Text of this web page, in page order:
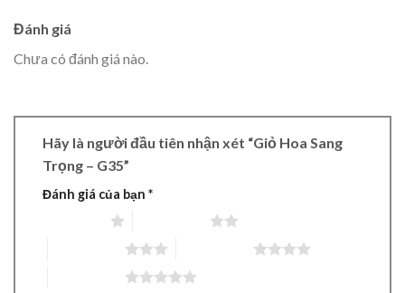
Đánh giá
Chưa có đánh giá nào.
Hãy là người đầu tiên nhận xét “Giỏ Hoa Sang
Trọng – G35”
Đánh giá của bạn *